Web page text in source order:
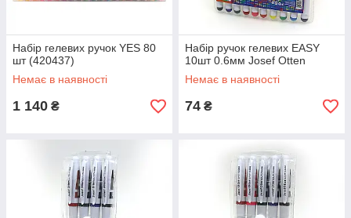
Набір гелевих ручок YES 80
шт (420437)
Немає в наявності
1 140 ₴
Набір ручок гелевих EASY
10шт 0.6мм Josef Otten
Немає в наявності
74 ₴